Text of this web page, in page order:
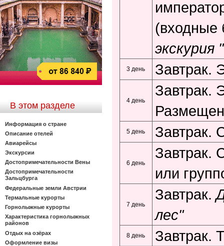
В этом разделе
Информация о стране
Описание отелей
Авиарейсы
Экскурсии
Достопримечательности Вены
Достопримечательности
Зальцбурга
Федеральные земли Австрии
Термальные курорты
Горнолыжные курорты
Характеристика горнолыжных
районов
Отдых на озёрах
Оформление визы
(входные
экскурия
3 день Завтрак.
4 день
Завтрак.
5 день Завтрак.
6 день
Завтрак.
или
7 день
Завтрак.
лес"
8 день Завтрак.